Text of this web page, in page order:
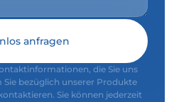
anfragen
die Sie uns
bezüglich unserer Produkte
Sie können jederzeit